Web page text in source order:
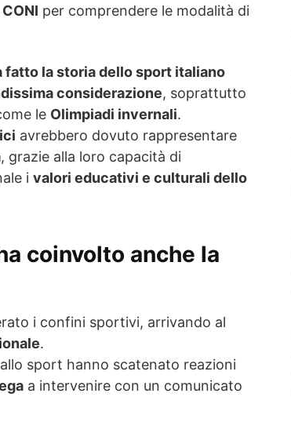
CONI per comprendere le modalità di
fatto la storia dello sport italiano
considerazione, soprattutto
le Olimpiadi invernali.
avrebbero dovuto rappresentare
, grazie alla loro capacità di
i valori educativi e culturali dello
coinvolto anche la
i confini sportivi, arrivando al
.
sport hanno scatenato reazioni
a intervenire con un comunicato